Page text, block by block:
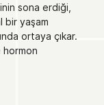
sona erdiği,
bir yaşam
ortaya çıkar.
hormon